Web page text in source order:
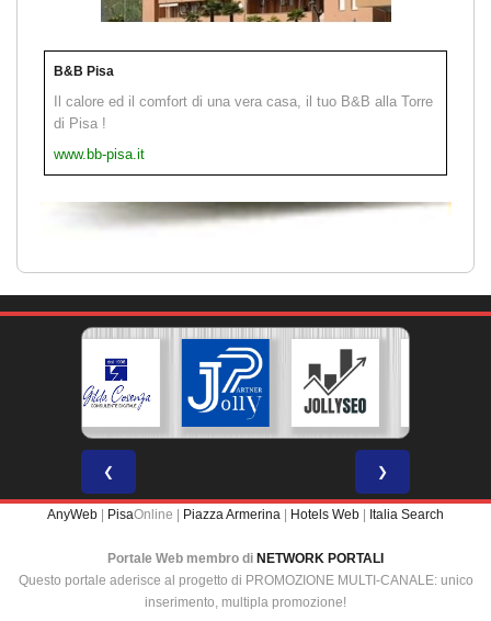
B&B Pisa
Il calore ed il comfort di una vera casa, il tuo B&B alla Torre
di Pisa !
www.bb-pisa.it
❮ ❯
AnyWeb PisaOnline | Piazza Armerina Hotels Web Italia Search
Portale Web membro di NETWORK PORTALI
Questo portale aderisce al progetto di PROMOZIONE MULTI-CANALE: unico
inserimento, multipla promozione!